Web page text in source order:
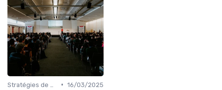
• 16/03/2025